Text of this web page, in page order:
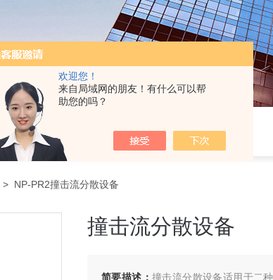
欢迎您！
来自局域网的朋友！有什么可以帮
助您的吗？
> NP-PR2撞击流分散设备
撞击流分散设备
简要描述： 撞击流分散设备适用于二